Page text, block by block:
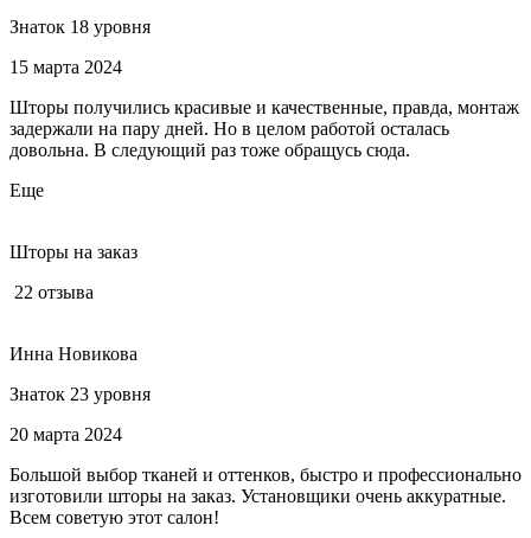
Знаток 18 уровня
15 марта 2024
Шторы получились красивые и качественные, правда, монтаж
задержали на пару дней. Но в целом работой осталась
довольна. В следующий раз тоже обращусь сюда.
Еще
Шторы на заказ
22 отзыва
Инна Новикова
Знаток 23 уровня
20 марта 2024
Большой выбор тканей и оттенков, быстро и профессионально
изготовили шторы на заказ. Установщики очень аккуратные.
Всем советую этот салон!